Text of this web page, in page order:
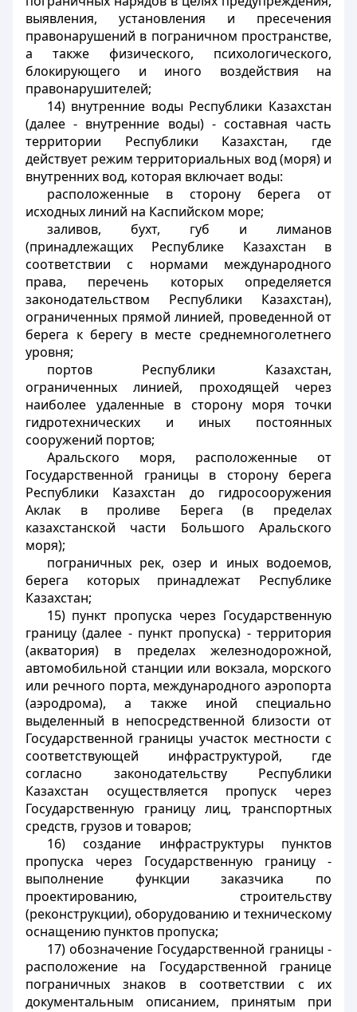
выявления, установления и пресечения
правонарушений в пограничном пространстве,
а также физического, психологического,
блокирующего и иного воздействия на
правонарушителей;
14) внутренние воды Республики Казахстан
(далее - внутренние воды) - составная часть
территории Республики Казахстан, где
действует режим территориальных вод (моря) и
внутренних вод, которая включает воды:
расположенные в сторону берега от
исходных линий на Каспийском море;
заливов, бухт, губ и лиманов
(принадлежащих Республике Казахстан в
соответствии с нормами международного
права, перечень которых определяется
законодательством Республики Казахстан),
ограниченных прямой линией, проведенной от
берега к берегу в месте среднемноголетнего
уровня;
портов Республики Казахстан,
ограниченных линией, проходящей через
наиболее удаленные в сторону моря точки
гидротехнических и иных постоянных
сооружений портов;
Аральского моря, расположенные от
Государственной границы в сторону берега
Республики Казахстан до гидросооружения
Аклак в проливе Берега (в пределах
казахстанской части Большого Аральского
моря);
пограничных рек, озер и иных водоемов,
берега которых принадлежат Республике
Казахстан;
15) пункт пропуска через Государственную
границу (далее - пункт пропуска) - территория
(акватория) в пределах железнодорожной,
автомобильной станции или вокзала, морского
или речного порта, международного аэропорта
(аэродрома), а также иной специально
выделенный в непосредственной близости от
Государственной границы участок местности с
соответствующей инфраструктурой, где
согласно законодательству Республики
Казахстан осуществляется пропуск через
Государственную границу лиц, транспортных
средств, грузов и товаров;
16) создание инфраструктуры пунктов
пропуска через Государственную границу -
выполнение функции заказчика по
проектированию, строительству
(реконструкции), оборудованию и техническому
оснащению пунктов пропуска;
17) обозначение Государственной границы -
расположение на Государственной границе
пограничных знаков в соответствии с их
документальным описанием, принятым при